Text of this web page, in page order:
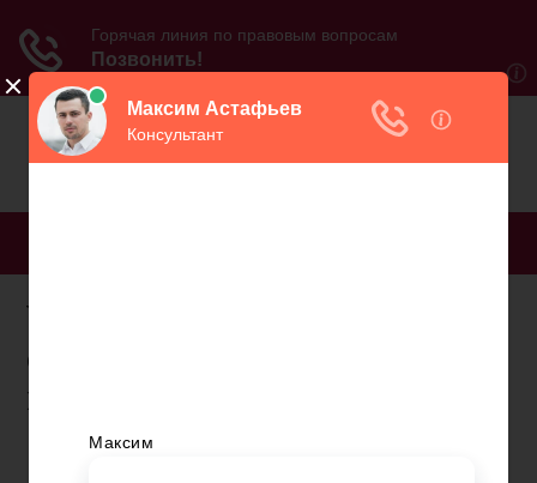
Указ 570 от 8 декабря года
о совершенствовании
пенсионного обеспечения